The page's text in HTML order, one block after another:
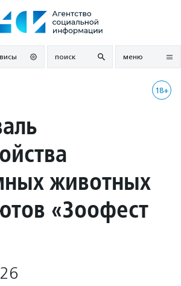
поиск меню
18+
животных
«Зоофест